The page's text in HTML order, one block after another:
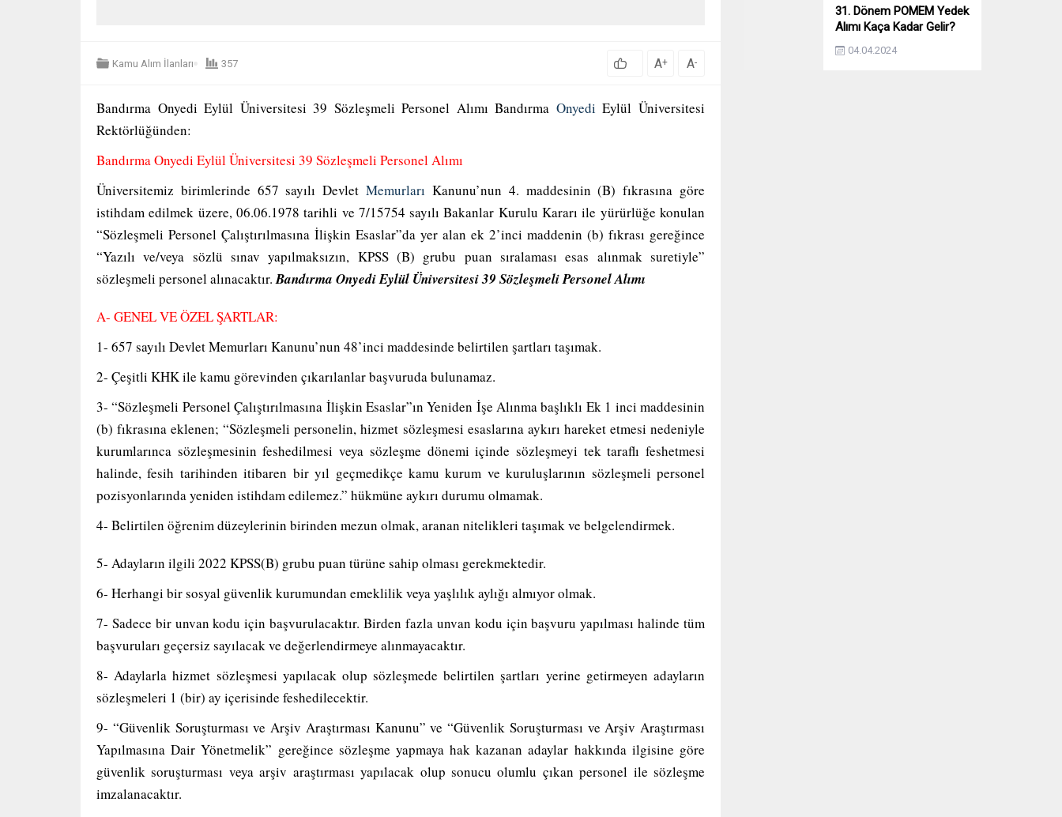
Kamu Alım İlanları 357 A+ A-
Bandırma Onyedi Eylül Üniversitesi 39 Sözleşmeli Personel Alımı Bandırma Onyedi Eylül Üniversitesi
Rektörlüğünden:
Bandırma Onyedi Eylül Üniversitesi 39 Sözleşmeli Personel Alımı
Üniversitemiz birimlerinde 657 sayılı DevletMemurları Kanunu’nun 4. maddesinin (B) fıkrasına göre
istihdam edilmek üzere, 06.06.1978 tarihli ve 7/15754 sayılı Bakanlar Kurulu Kararı ile yürürlüğe konulan
“Sözleşmeli Personel Çalıştırılmasına İlişkin Esaslar”da yer alan ek 2’inci maddenin (b) fıkrası gereğince
“Yazılı ve/veya sözlü sınav yapılmaksızın, KPSS (B) grubu puan sıralaması esas alınmak suretiyle”
sözleşmeli personel alınacaktır.Bandırma Onyedi Eylül Üniversitesi 39 Sözleşmeli Personel Alımı
A- GENEL VE ÖZEL ŞARTLAR:
1- 657 sayılı Devlet Memurları Kanunu’nun 48’inci maddesinde belirtilen şartları taşımak.
2- Çeşitli KHK ile kamu görevinden çıkarılanlar başvuruda bulunamaz.
3- “Sözleşmeli Personel Çalıştırılmasına İlişkin Esaslar”ın Yeniden İşe Alınma başlıklı Ek 1 inci maddesinin
(b) fıkrasına eklenen; “Sözleşmeli personelin, hizmet sözleşmesi esaslarına aykırı hareket etmesi nedeniyle
kurumlarınca sözleşmesinin feshedilmesi veya sözleşme dönemi içinde sözleşmeyi tek taraflı feshetmesi
halinde, fesih tarihinden itibaren bir yıl geçmedikçe kamu kurum ve kuruluşlarının sözleşmeli personel
pozisyonlarında yeniden istihdam edilemez.” hükmüne aykırı durumu olmamak.
4- Belirtilen öğrenim düzeylerinin birinden mezun olmak, aranan nitelikleri taşımak ve belgelendirmek.
5- Adayların ilgili 2022 KPSS(B) grubu puan türüne sahip olması gerekmektedir.
6- Herhangi bir sosyal güvenlik kurumundan emeklilik veya yaşlılık aylığı almıyor olmak.
7- Sadece bir unvan kodu için başvurulacaktır. Birden fazla unvan kodu için başvuru yapılması halinde tüm
başvuruları geçersiz sayılacak ve değerlendirmeye alınmayacaktır.
8- Adaylarla hizmet sözleşmesi yapılacak olup sözleşmede belirtilen şartları yerine getirmeyen adayların
sözleşmeleri 1 (bir) ay içerisinde feshedilecektir.
9- “Güvenlik Soruşturması ve Arşiv Araştırması Kanunu” ve “Güvenlik Soruşturması ve Arşiv Araştırması
Yapılmasına Dair Yönetmelik” gereğince sözleşme yapmaya hak kazanan adaylar hakkında ilgisine göre
güvenlik soruşturması veya arşiv araştırması yapılacak olup sonucu olumlu çıkan personel ile sözleşme
imzalanacaktır.
31. Dönem POMEM Yedek
Alımı Kaça Kadar Gelir?
Yıllara Göre Yedek Alımı
04.04.2024